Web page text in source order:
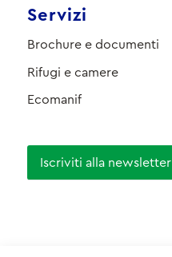
Servizi
Brochure e documenti
Rifugi e camere
Ecomanif
Iscriviti alla newsletter